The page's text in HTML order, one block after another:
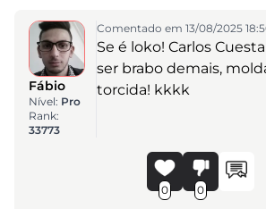
Fábio
Nível: Pro
Rank:
33773
Comentado em 13/08/2025
Se é loko! Carlos
ser brabo demais,
torcida! kkkk
0 0